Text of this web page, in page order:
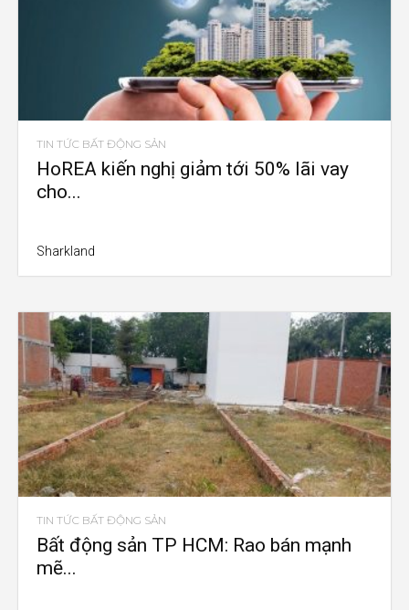
TIN TỨC BẤT ĐỘNG SẢN
HoREA kiến nghị giảm tới 50% lãi vay
cho...
Sharkland
TIN TỨC BẤT ĐỘNG SẢN
Bất động sản TP HCM: Rao bán mạnh
mẽ...